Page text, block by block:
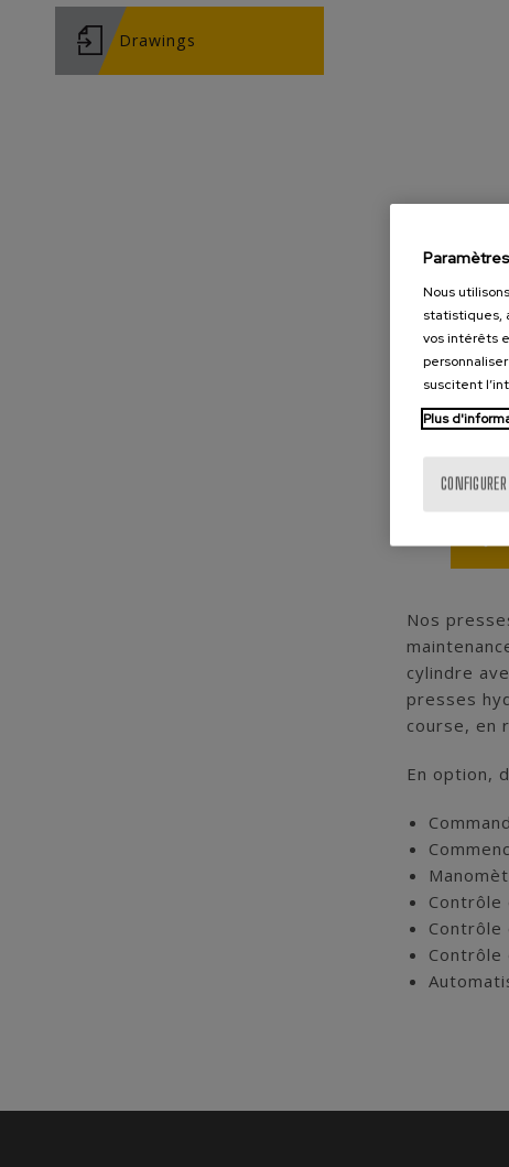
Nos
cylindre
presses
course, en
En option,
Contrôle
Contrôle
Contrôle
Drawings
Nous
statistiques,
vos intérêts
suscitent
Plus